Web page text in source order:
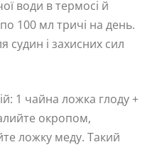
води в термосі й
100 мл тричі на день.
судин і захисних сил
1 чайна ложка глоду +
окропом,
ложку меду. Такий